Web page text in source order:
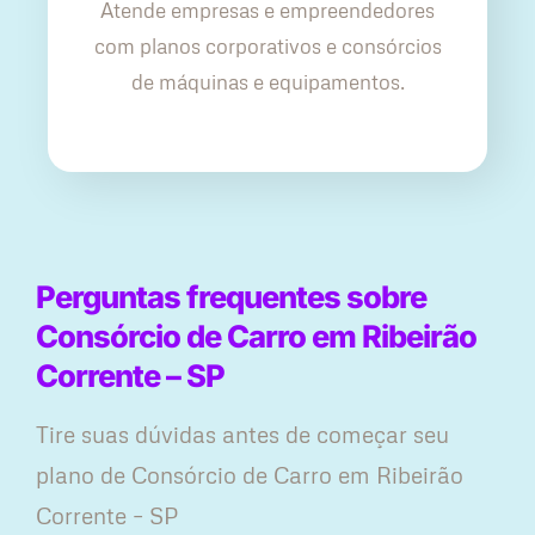
Atende empresas e empreendedores
com planos corporativos e consórcios
de máquinas e equipamentos.
Perguntas frequentes sobre
Consórcio de Carro em Ribeirão
Corrente – SP
Tire suas dúvidas antes de começar seu
plano ​de Consórcio de Carro em Ribeirão
Corrente – SP